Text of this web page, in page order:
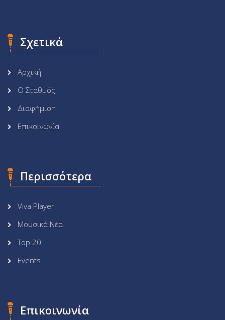
Σχετικά
Αρχική
Ο Σταθμός
Διαφήμιση
Επικοινωνία
Περισσότερα
Viva Player
Μουσικά Νέα
Top 20
Events
Επικοινωνία